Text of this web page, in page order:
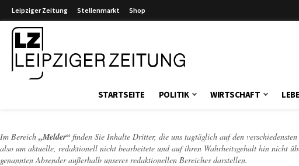
Leipziger Zeitung Stellenmarkt Shop
STARTSEITE POLITIK WIRTSCHAFT
Im Bereich „Melder“ finden Sie Inhalte Dritter, die uns tagtäglich auf den
also um aktuelle, redaktionell nicht bearbeitete und auf ihren Wahrheitsgehalt hin nicht
genannten Absender außerhalb unseres redaktionellen Bereiches darstellen.